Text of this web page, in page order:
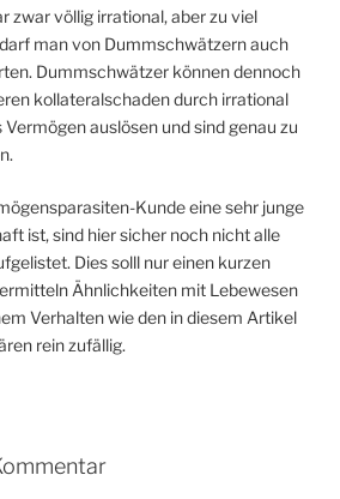
zwar völlig irrational, aber zu viel
man von Dummschwätzern auch
Dummschwätzer können dennoch
kollateralschaden durch irrational
Vermögen auslösen und sind genau zu
Kunde eine sehr junge
ist, sind hier sicher noch nicht alle
Dies solll nur einen kurzen
Ähnlichkeiten mit Lebewesen
Verhalten wie den in diesem Artikel
rein zufällig.